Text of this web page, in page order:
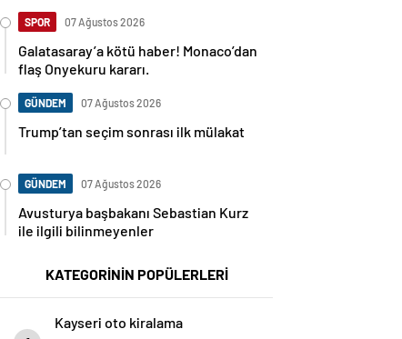
SPOR 07 Ağustos 2026
Galatasaray’a kötü haber! Monaco’dan
flaş Onyekuru kararı.
GÜNDEM 07 Ağustos 2026
Trump’tan seçim sonrası ilk mülakat
GÜNDEM 07 Ağustos 2026
Avusturya başbakanı Sebastian Kurz
ile ilgili bilinmeyenler
KATEGORİNİN POPÜLERLERİ
Kayseri oto kiralama